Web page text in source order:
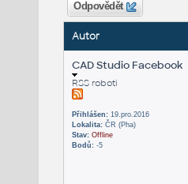
Odpovědět
Autor
CAD Studio Facebook
RSS roboti
Přihlášen:19.pro.2016
Lokalita:ČR (Pha)
Stav: Offline
Bodů:-5